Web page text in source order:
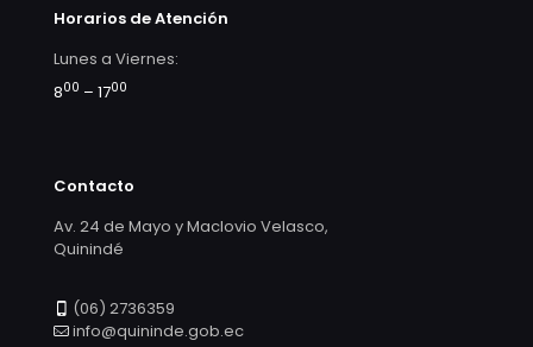
Horarios de Atención
Lunes a Viernes:
800 – 1700
Contacto
Av. 24 de Mayo y Maclovio Velasco,
Quinindé
(06) 2736359
info@quininde.gob.ec